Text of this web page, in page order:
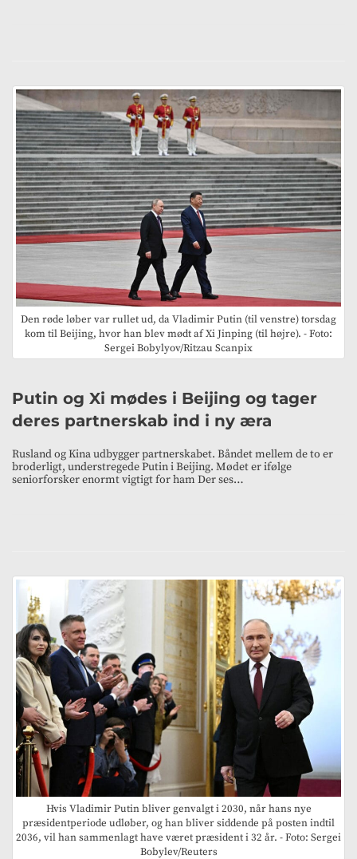
Den røde løber var rullet ud, da Vladimir Putin (til venstre) torsdag
kom til Beijing, hvor han blev mødt af Xi Jinping (til højre). - Foto:
Sergei Bobylyov/Ritzau Scanpix
Putin og Xi mødes i Beijing og tager
deres partnerskab ind i ny æra
Rusland og Kina udbygger partnerskabet. Båndet mellem de to er
broderligt, understregede Putin i Beijing. Mødet er ifølge
seniorforsker enormt vigtigt for ham Der ses…
Hvis Vladimir Putin bliver genvalgt i 2030, når hans nye
præsidentperiode udløber, og han bliver siddende på posten indtil
2036, vil han sammenlagt have været præsident i 32 år. - Foto: Sergei
Bobylev/Reuters